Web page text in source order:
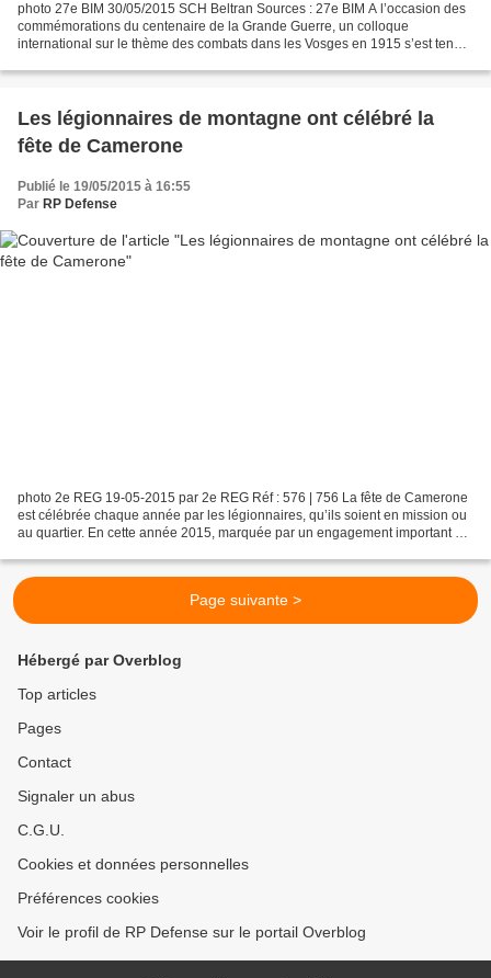
photo 27e BIM 30/05/2015 SCH Beltran Sources : 27e BIM A l’occasion des
commémorations du centenaire de la Grande Guerre, un colloque
international sur le thème des combats dans les Vosges en 1915 s’est tenu à
Les légionnaires de montagne ont célébré la
fête de Camerone
Publié le 19/05/2015 à 16:55
Par RP Defense
photo 2e REG 19-05-2015 par 2e REG Réf : 576 | 756 La fête de Camerone
est célébrée chaque année par les légionnaires, qu’ils soient en mission ou
au quartier. En cette année 2015, marquée par un engagement important du
Page suivante >
Hébergé par Overblog
Top articles
Pages
Contact
Signaler un abus
C.G.U.
Cookies et données personnelles
Préférences cookies
Voir le profil de RP Defense sur le portail Overblog